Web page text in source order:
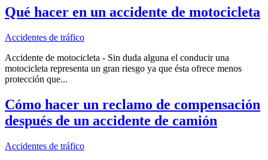
Qué hacer en un accidente de motocicleta
Accidentes de tráfico
Accidente de motocicleta - Sin duda alguna el conducir una
motocicleta representa un gran riesgo ya que ésta ofrece menos
protección que...
Cómo hacer un reclamo de compensación
después de un accidente de camión
Accidentes de tráfico